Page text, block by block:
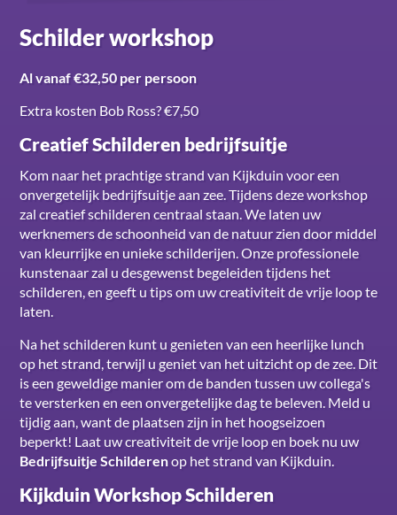
Schilder workshop
Al vanaf €32,50 per persoon
Extra kosten Bob Ross? €7,50
Creatief Schilderen bedrijfsuitje
Kom naar het prachtige strand van Kijkduin voor een
onvergetelijk bedrijfsuitje aan zee. Tijdens deze workshop
zal creatief schilderen centraal staan. We laten uw
werknemers de schoonheid van de natuur zien door middel
van kleurrijke en unieke schilderijen. Onze professionele
kunstenaar zal u desgewenst begeleiden tijdens het
schilderen, en geeft u tips om uw creativiteit de vrije loop te
laten.
Na het schilderen kunt u genieten van een heerlijke lunch
op het strand, terwijl u geniet van het uitzicht op de zee. Dit
is een geweldige manier om de banden tussen uw collega's
te versterken en een onvergetelijke dag te beleven. Meld u
tijdig aan, want de plaatsen zijn in het hoogseizoen
beperkt! Laat uw creativiteit de vrije loop en boek nu uw
Bedrijfsuitje Schilderenop het strand van Kijkduin.
Kijkduin Workshop Schilderen